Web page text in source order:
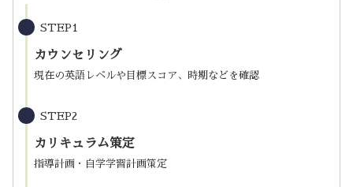
STEP1
カウンセリング
現在の英語レベルや目標スコア、時期などを確認
STEP2
カリキュラム策定
指導計画・自学学習計画策定